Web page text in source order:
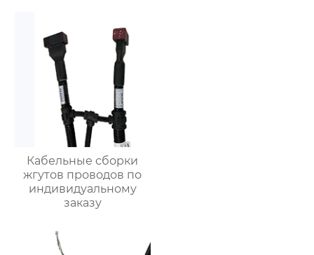
Кабельные сборки
жгутов проводов по
индивидуальному
заказу